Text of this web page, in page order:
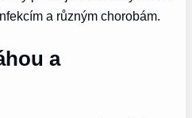
a různým chorobám.
a